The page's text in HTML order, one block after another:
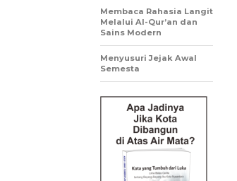
Membaca Rahasia Langit
Melalui Al-Qur’an dan
Sains Modern
Menyusuri Jejak Awal
Semesta